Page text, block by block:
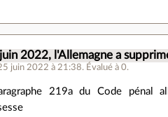
2022, l'Allemagne a
juin 2022 à 21:38. Évalué à0.
219a du Code pénal